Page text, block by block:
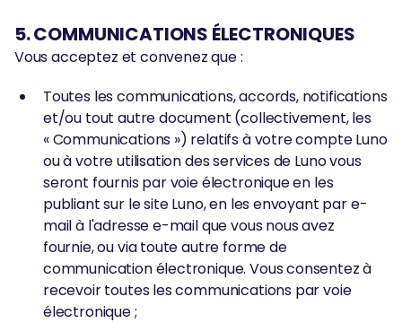
5. COMMUNICATIONS ÉLECTRONIQUES
Vous acceptez et convenez que :
Toutes les communications, accords, notifications
et/ou tout autre document (collectivement, les
« Communications ») relatifs à votre compte Luno
ou à votre utilisation des services de Luno vous
seront fournis par voie électronique en les
publiant sur le site Luno, en les envoyant par e-
mail à l'adresse e-mail que vous nous avez
fournie, ou via toute autre forme de
communication électronique. Vous consentez à
recevoir toutes les communications par voie
électronique ;